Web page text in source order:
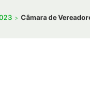
Câmara de